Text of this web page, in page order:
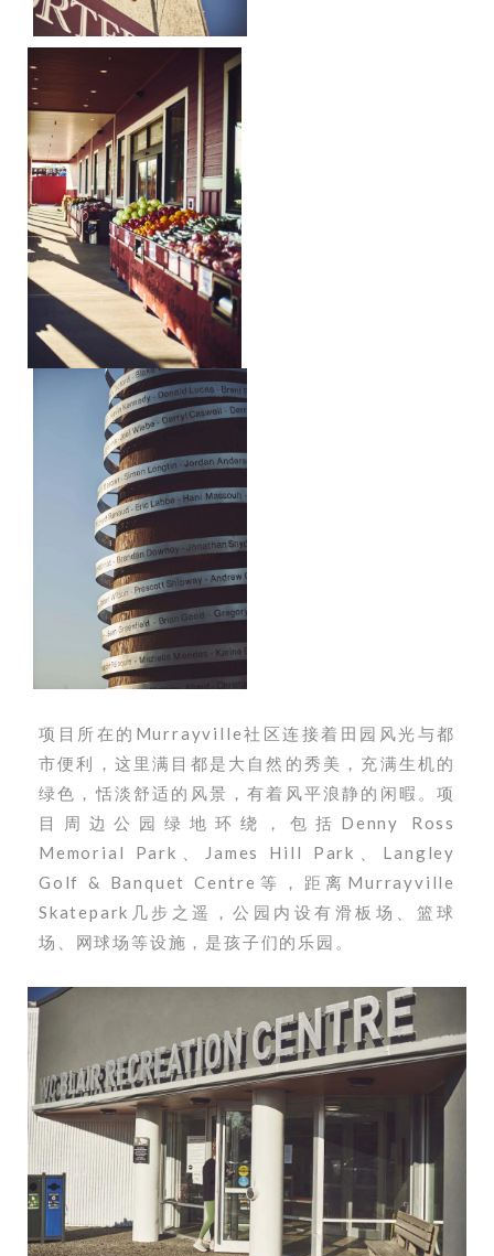
项目所在的Murrayville社区连接着田园风光与都
市便利，这里满目都是大自然的秀美，充满生机的
绿色，恬淡舒适的风景，有着风平浪静的闲暇。项
目周边公园绿地环绕，包括Denny Ross
Memorial Park、James Hill Park、Langley
Golf & Banquet Centre等，距离Murrayville
Skatepark几步之遥，公园内设有滑板场、篮球
场、网球场等设施，是孩子们的乐园。